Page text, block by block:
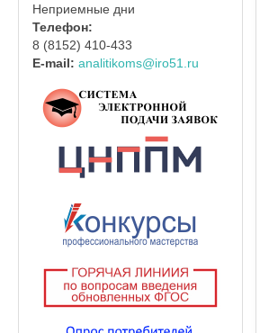
Неприемные дни
Телефон:
8 (8152) 410-433
E-mail: analitikoms@iro51.ru